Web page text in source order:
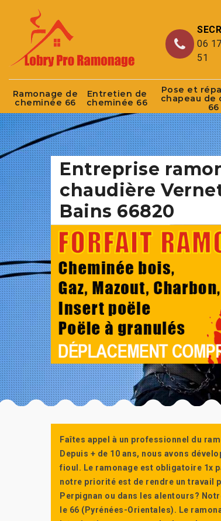
06
51
Ramonage de
cheminée 66
Entretien de
cheminée 66
Pose et
chapeau de
66
Entreprise
chaudière
Bains 66820
Faîtes appel à un professionnel du
Depuis + de 10 ans, nous avons
fioul. Le ramonage est obligatoire 1x
notre priorité est de rendre un travail
Perpignan ou dans les alentours?
le 66 (Pyrénées-Orientales). Le